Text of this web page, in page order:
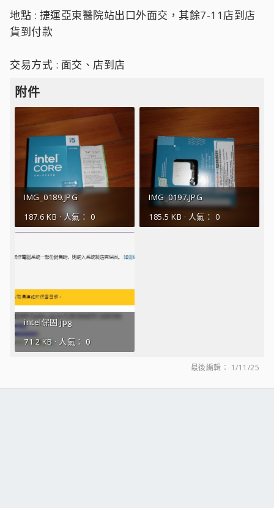
地點 : 捷運亞東醫院站出口外面交，其餘7-11店到店
貨到付款
交易方式 : 面交、店到店
附件
IMG_0189.JPG
187.6 KB · 人氣： 0
IMG_0197.JPG
185.5 KB · 人氣： 0
intel保固.jpg
71.2 KB · 人氣： 0
最後編輯： 1/11/25